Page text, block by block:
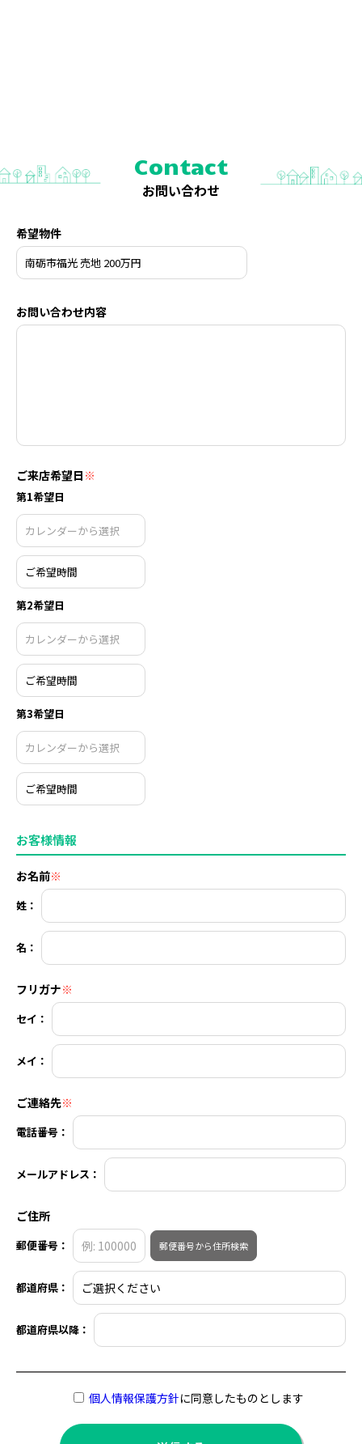
Contact
お問い合わせ
希望物件
お問い合わせ内容
ご来店希望日 ※
第1希望日
第2希望日
第3希望日
お客様情報
お名前※
姓：
名：
フリガナ※
セイ：
メイ：
ご連絡先※
電話番号：
メールアドレス：
ご住所
郵便番号： 郵便番号から住所検索
都道府県：
都道府県以降：
個人情報保護方針に同意したものとします